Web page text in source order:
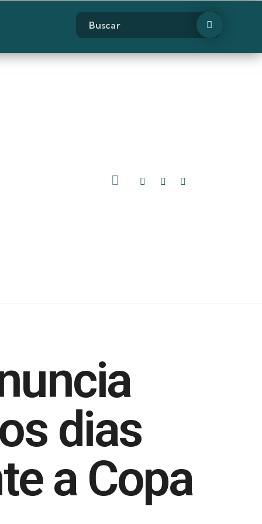
dias
a Copa